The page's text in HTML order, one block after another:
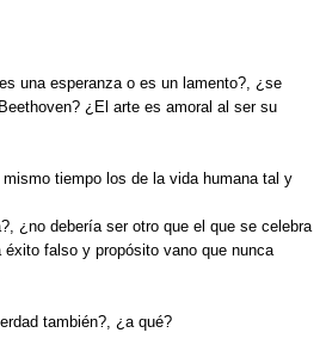
una esperanza o es un lamento?, ¿se
¿El arte es amoral al ser su
tiempo los de la vida humana tal y
¿no debería ser otro que el que se celebra
falso y propósito vano que nunca
también?, ¿a qué?